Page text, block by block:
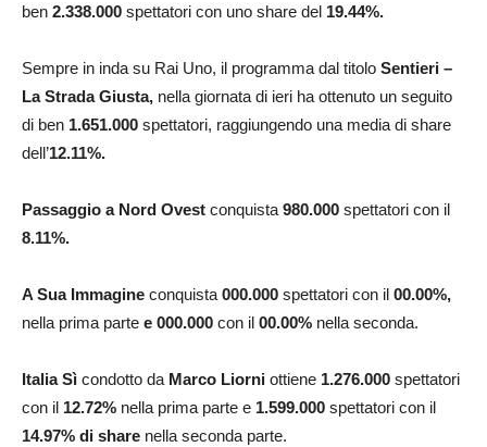
ben 2.338.000 spettatori con uno share del 19.44%.
Sempre in inda su Rai Uno, il programma dal titolo Sentieri –
La Strada Giusta, nella giornata di ieri ha ottenuto un seguito
di ben 1.651.000 spettatori, raggiungendo una media di share
dell’12.11%.
Passaggio a Nord Ovest conquista 980.000 spettatori con il
8.11%.
A Sua Immagine conquista 000.000 spettatori con il 00.00%,
nella prima parte e 000.000 con il 00.00% nella seconda.
Italia Sì condotto da Marco Liorni ottiene 1.276.000 spettatori
con il 12.72% nella prima parte e 1.599.000 spettatori con il
14.97% di share nella seconda parte.